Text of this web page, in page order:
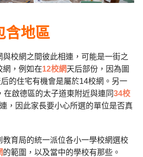
含地區
與校網之間彼此相連，可能是一街之
網，例如在12校網天后部份，因為圖
的住宅有機會是屬於14校網。另一
在啟德區的太子道東附近與連同34校
，因此家長要小心所選的單位是否真
育局的統一派位各小一學校網選校
的範圍，以及當中的學校有那些。